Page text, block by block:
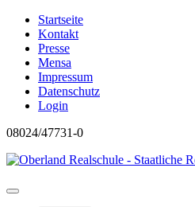
Startseite
Kontakt
Presse
Mensa
Impressum
Datenschutz
Login
08024/47731-0